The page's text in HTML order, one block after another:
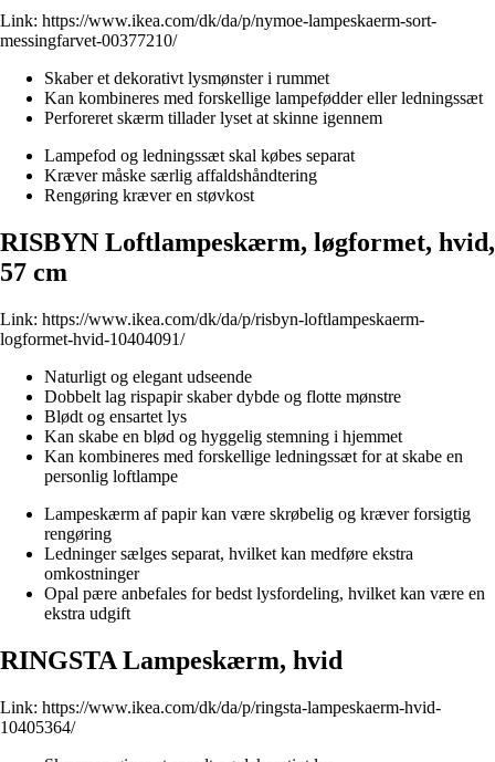
Link: https://www.ikea.com/dk/da/p/nymoe-lampeskaerm-sort-
messingfarvet-00377210/
Skaber et dekorativt lysmønster i rummet
Kan kombineres med forskellige lampefødder eller ledningssæt
Perforeret skærm tillader lyset at skinne igennem
Lampefod og ledningssæt skal købes separat
Kræver måske særlig affaldshåndtering
Rengøring kræver en støvkost
RISBYN Loftlampeskærm, løgformet, hvid,
57 cm
Link: https://www.ikea.com/dk/da/p/risbyn-loftlampeskaerm-
logformet-hvid-10404091/
Naturligt og elegant udseende
Dobbelt lag rispapir skaber dybde og flotte mønstre
Blødt og ensartet lys
Kan skabe en blød og hyggelig stemning i hjemmet
Kan kombineres med forskellige ledningssæt for at skabe en
personlig loftlampe
Lampeskærm af papir kan være skrøbelig og kræver forsigtig
rengøring
Ledninger sælges separat, hvilket kan medføre ekstra
omkostninger
Opal pære anbefales for bedst lysfordeling, hvilket kan være en
ekstra udgift
RINGSTA Lampeskærm, hvid
Link: https://www.ikea.com/dk/da/p/ringsta-lampeskaerm-hvid-
10405364/